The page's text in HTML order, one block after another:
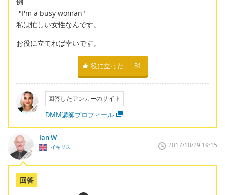
-"I'm a busy woman"
私は忙しい女性なんです。
お役に立てれば幸いです。
役に立った 31
回答したアンカーのサイト
DMM講師プロフィール
Ian W
イギリス 2017/10/29 19:15
回答